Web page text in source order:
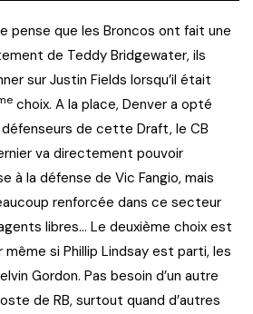
pense que les Broncos ont fait une
de Teddy Bridgewater, ils
sur Justin Fields lorsqu’il était
choix. A la place, Denver a opté
défenseurs de cette Draft, le CB
va directement pouvoir
à la défense de Vic Fangio, mais
renforcée dans ce secteur
libres… Le deuxième choix est
si Phillip Lindsay est parti, les
Gordon. Pas besoin d’un autre
de RB, surtout quand d’autres